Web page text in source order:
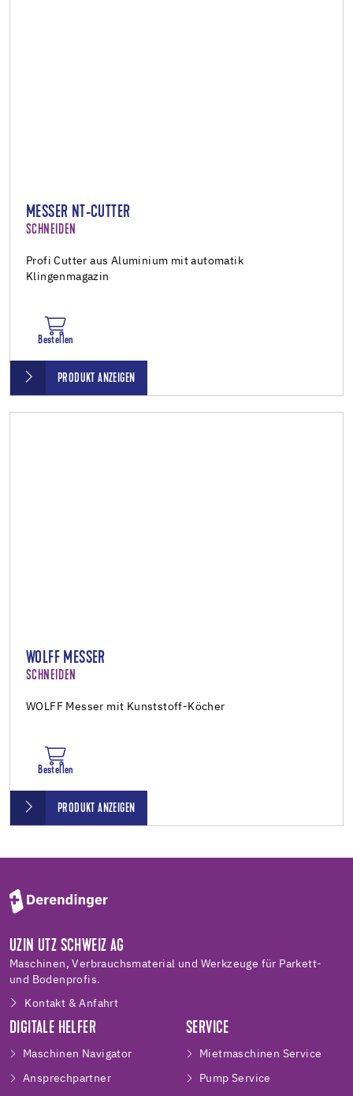
MESSER NT-CUTTER
SCHNEIDEN
Profi Cutter aus Aluminium mit automatik
Klingenmagazin
Bestellen
PRODUKT ANZEIGEN
WOLFF MESSER
SCHNEIDEN
WOLFF Messer mit Kunststoff-Köcher
Bestellen
PRODUKT ANZEIGEN
UZIN UTZ SCHWEIZ AG
Maschinen, Verbrauchsmaterial und Werkzeuge für Parkett-
und Bodenprofis.
Kontakt & Anfahrt
DIGITALE HELFER
Maschinen Navigator
Ansprechpartner
SERVICE
Mietmaschinen Service
Pump Service